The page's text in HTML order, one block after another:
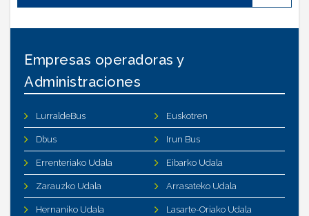
Empresas operadoras y
Administraciones
LurraldeBus Euskotren
Dbus Irun Bus
Errenteriako Udala Eibarko Udala
Zarauzko Udala Arrasateko Udala
Hernaniko Udala Lasarte-Oriako Udala